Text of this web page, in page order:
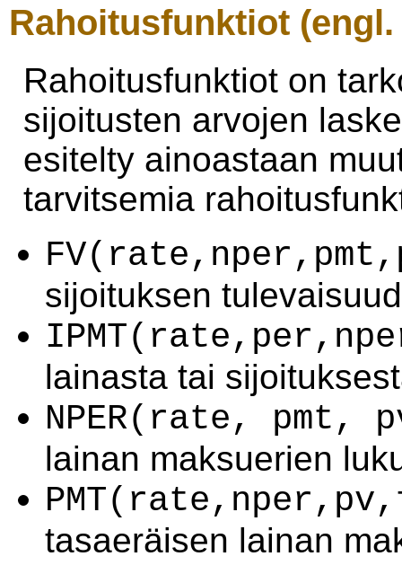
Rahoitusfunktiot
Rahoitusfunktiot on
sijoitusten arvojen
esitelty ainoastaan
tarvitsemia
sijoituksen
lainasta tai
NPER(rate,
lainan maksuerien
tasaeräisen lainan